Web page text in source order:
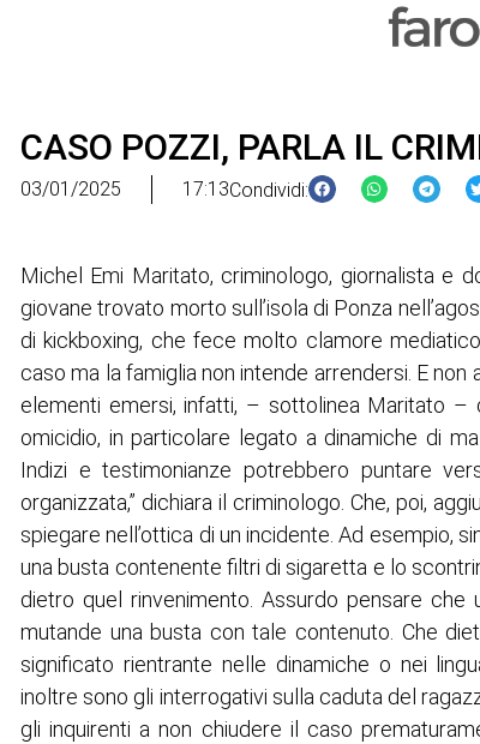
CASO POZZI, PARLA IL
03/01/2025 17:13Condividi:
Michel Emi Maritato, criminologo, giornalista e
giovane trovato morto sull’isola di Ponza
di kickboxing, che fece molto clamore
caso ma la famiglia non intende arrendersi. E
elementi emersi, infatti, – sottolinea Maritato
omicidio, in particolare legato a dinamiche di
Indizi e testimonianze potrebbero puntare
organizzata,” dichiara il criminologo. Che, poi,
spiegare nell’ottica di un incidente. Ad esempio,
una busta contenente filtri di sigaretta e lo
dietro quel rinvenimento. Assurdo pensare
mutande una busta con tale contenuto. Che
significato rientrante nelle dinamiche o nei
inoltre sono gli interrogativi sulla caduta del
gli inquirenti a non chiudere il caso